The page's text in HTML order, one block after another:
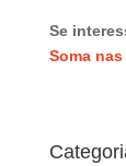
Se
Soma